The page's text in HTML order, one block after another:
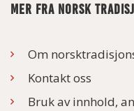
MER FRA NORSK
Om
Kontakt oss
Bruk av innhold,